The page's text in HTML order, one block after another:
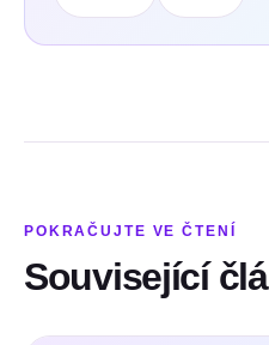
POKRAČUJTE VE ČTENÍ
Související